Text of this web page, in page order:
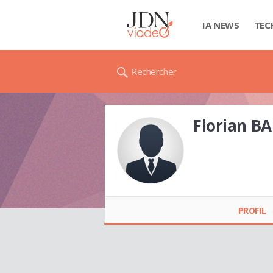
IA NEWS
Rechercher
Florian
PROFIL